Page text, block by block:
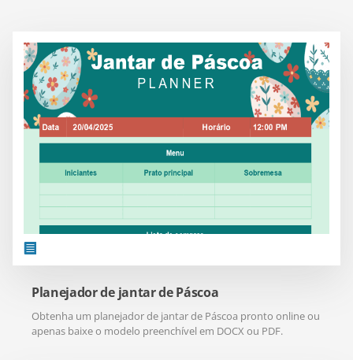
Planejador de jantar de Páscoa
Obtenha um planejador de jantar de Páscoa pronto online ou
apenas baixe o modelo preenchível em DOCX ou PDF.